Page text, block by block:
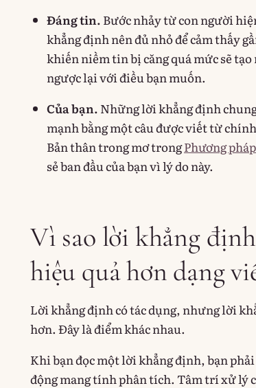
Đáng tin. Bước nhảy từ con người
khẳng định nên đủ nhỏ để cảm thấy
khiến niềm tin bị căng quá mức sẽ
ngược lại với điều bạn muốn.
Của bạn. Những lời khẳng định
mạnh bằng một câu được viết từ
Bản thân trong mơ trongPhương
sẻ ban đầu của bạn vì lý do này.
Vì sao lời khẳng
hiệu quả hơn dạng
Lời khẳng định có tác dụng, nhưng lời
hơn. Đây là điểm khác nhau.
Khi bạn đọc một lời khẳng định, bạn
động mang tính phân tích. Tâm trí xử lý